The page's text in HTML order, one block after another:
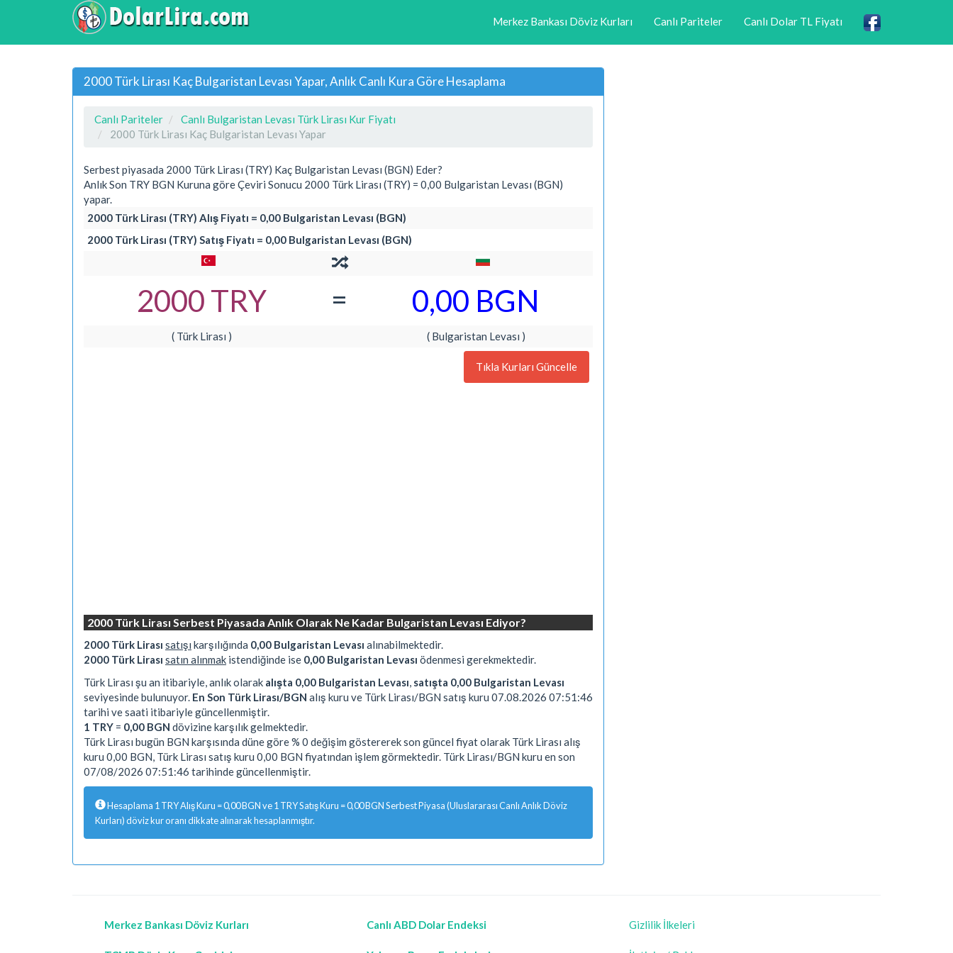
Merkez Bankası Döviz Kurları Canlı Pariteler Canlı Dolar TL Fiyatı
2000 Türk Lirası Kaç Bulgaristan Levası Yapar, Anlık Canlı Kura Göre Hesaplama
Canlı Pariteler
Canlı Bulgaristan Levası Türk Lirası Kur Fiyatı
2000 Türk Lirası Kaç Bulgaristan Levası Yapar
Serbest piyasada 2000 Türk Lirası (TRY) Kaç Bulgaristan Levası (BGN) Eder?
Anlık Son TRY BGN Kuruna göre Çeviri Sonucu 2000 Türk Lirası (TRY) = 0,00 Bulgaristan Levası (BGN)
yapar.
2000 Türk Lirası (TRY) Alış Fiyatı = 0,00 Bulgaristan Levası (BGN)
2000 Türk Lirası (TRY) Satış Fiyatı = 0,00 Bulgaristan Levası (BGN)
2000 TRY = 0,00 BGN
( Türk Lirası ) ( Bulgaristan Levası )
Tıkla Kurları Güncelle
2000 Türk Lirası Serbest Piyasada Anlık Olarak Ne Kadar Bulgaristan Levası Ediyor?
2000 Türk Lirası satışı karşılığında 0,00 Bulgaristan Levası alınabilmektedir.
2000 Türk Lirası satın alınmak istendiğinde ise 0,00 Bulgaristan Levası ödenmesi gerekmektedir.
Türk Lirası şu an itibariyle, anlık olarak alışta 0,00 Bulgaristan Levası satışta 0,00 Bulgaristan Levası
seviyesinde bulunuyor. En Son Türk Lirası/BGN alış kuru ve Türk Lirası/BGN satış kuru 07.08.2026 07:51:46
tarihi ve saati itibariyle güncellenmiştir.
1 TRY = 0,00 BGN dövizine karşılık gelmektedir.
Türk Lirası bugün BGN karşısında düne göre % 0 değişim göstererek son güncel fiyat olarak Türk Lirası alış
kuru 0,00 BGN, Türk Lirası satış kuru 0,00 BGN fiyatından işlem görmektedir. Türk Lirası/BGN kuru en son
07/08/2026 07:51:46 tarihinde güncellenmiştir.
Hesaplama 1 TRY Alış Kuru = 0,00 BGN ve 1 TRY Satış Kuru = 0,00 BGN Serbest Piyasa (Uluslararası Canlı Anlık Döviz
Kurları) döviz kur oranı dikkate alınarak hesaplanmıştır.
Merkez Bankası Döviz Kurları Canlı ABD Dolar Endeksi Gizlilik İlkeleri